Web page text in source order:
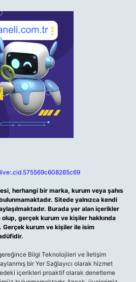
herhangi bir marka, kurum veya şahıs
Sitede yalnızca kendi
Burada yer alan içerikler
gerçek kurum ve kişiler hakkında
Gerçek kurum ve kişiler ile isim
Bilgi Teknolojileri ve İletişim
bir Yer Sağlayıcı olarak hizmet
içerikleri proaktif olarak denetleme